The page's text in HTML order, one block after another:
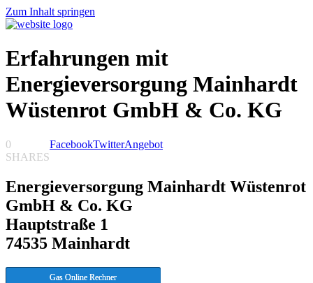
Zum Inhalt springen
Erfahrungen mit
Energieversorgung Mainhardt
Wüstenrot GmbH & Co. KG
0
SHARES
FacebookTwitterAngebot
Energieversorgung Mainhardt Wüstenrot
GmbH & Co. KG
Hauptstraße 1
74535 Mainhardt
Gas Online Rechner